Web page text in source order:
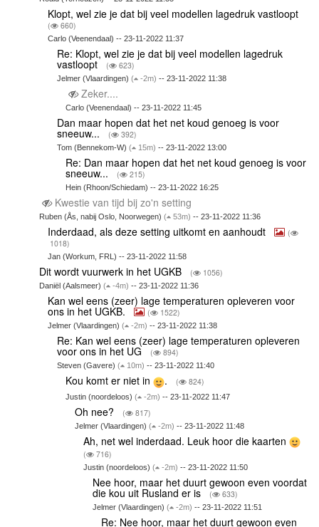
Klopt, wel zie je dat bij veel modellen lagedruk vastloopt
( 660)
Carlo (Veenendaal) -- 23-11-2022 11:37
Re: Klopt, wel zie je dat bij veel modellen lagedruk
vastloopt ( 623)
Jelmer (Vlaardingen) ( -2m) -- 23-11-2022 11:38
Zeker....
Carlo (Veenendaal) -- 23-11-2022 11:45
Dan maar hopen dat het net koud genoeg is voor
sneeuw... ( 392)
Tom (Bennekom-W) ( 15m) -- 23-11-2022 13:00
Re: Dan maar hopen dat het net koud genoeg is voor
sneeuw... ( 215)
Hein (Rhoon/Schiedam) -- 23-11-2022 16:25
Kwestie van tijd bij zo'n setting
Ruben (Ås, nabij Oslo, Noorwegen) ( 53m) -- 23-11-2022 11:36
Inderdaad, als deze setting uitkomt en aanhoudt
(
1018)
Jan (Workum, FRL) -- 23-11-2022 11:58
Dit wordt vuurwerk in het UGKB ( 1056)
Daniël (Aalsmeer) ( -4m) -- 23-11-2022 11:36
Kan wel eens (zeer) lage temperaturen opleveren voor
ons in het UGKB. ( 1522)
Jelmer (Vlaardingen)( -2m) -- 23-11-2022 11:38
Re: Kan wel eens (zeer) lage temperaturen opleveren
voor ons in het UG ( 894)
Steven (Gavere) ( 10m) -- 23-11-2022 11:40
Kou komt er niet in . ( 824)
Justin (noordeloos)( -2m) -- 23-11-2022 11:47
Oh nee? ( 817)
Jelmer (Vlaardingen) ( -2m) -- 23-11-2022 11:48
Ah, net wel inderdaad. Leuk hoor die kaarten
( 716)
Justin (noordeloos)( -2m) -- 23-11-2022 11:50
Nee hoor, maar het duurt gewoon even voordat
die kou uit Rusland er is ( 633)
Jelmer (Vlaardingen) ( -2m) -- 23-11-2022 11:51
Re: Nee hoor, maar het duurt gewoon even